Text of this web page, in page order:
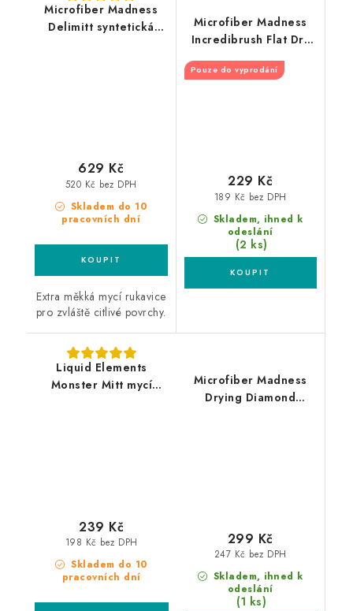
Microfiber Madness
Delimitt syntetická
Skladem do 10
pracovních dní
520 Kč bez DPH
629 Kč
Extra měkká mycí rukavice
pro zvláště citlivé povrchy.
Microfiber Madness
Incredibrush Flat Dry
kartáče
Pouze do vyprodání
Skladem, ihned k
odeslání
(2 ks)
189 Kč bez DPH
229 Kč
Liquid Elements
Monster Mitt mycí
Skladem do 10
pracovních dní
198 Kč bez DPH
239 Kč
Microfiber Madness
Drying Diamond
Skladem, ihned k
odeslání
(1 ks)
247 Kč bez DPH
299 Kč